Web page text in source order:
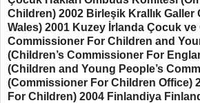
Children) 2002 Birleşik Krallık
Wales) 2001 Kuzey İrlanda Çocuk
Commissioner For Children and
(Children’s Commissioner For
(Children and Young People’s
(Commissioner For Children Office)
For Children) 2004 Finlandiya